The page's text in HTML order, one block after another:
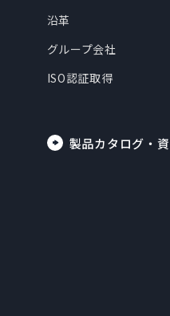
沿革
グループ会社
ISO認証取得
製品カタログ・